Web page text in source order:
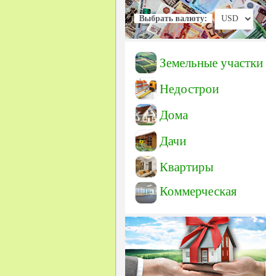
Выбрать валюту:
Земельные участки
Недострои
Дома
Дачи
Квартиры
Коммерческая